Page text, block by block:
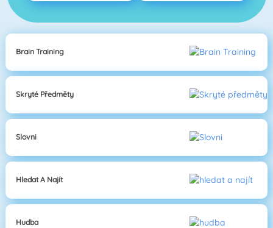
Brain Training
Skryté Předměty
Slovni
Hledat A Najít
Hudba